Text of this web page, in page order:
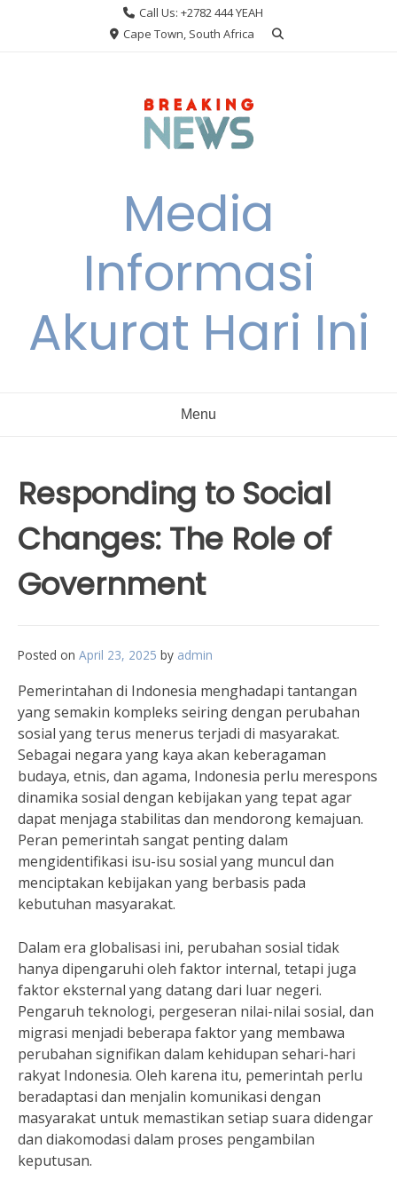
Call Us: +2782 444 YEAH
Cape Town, South Africa
Media
Informasi
Akurat Hari Ini
Menu
Responding to Social
Changes: The Role of
Government
Posted on April 23, 2025 by admin
Pemerintahan di Indonesia menghadapi tantangan
yang semakin kompleks seiring dengan perubahan
sosial yang terus menerus terjadi di masyarakat.
Sebagai negara yang kaya akan keberagaman
budaya, etnis, dan agama, Indonesia perlu merespons
dinamika sosial dengan kebijakan yang tepat agar
dapat menjaga stabilitas dan mendorong kemajuan.
Peran pemerintah sangat penting dalam
mengidentifikasi isu-isu sosial yang muncul dan
menciptakan kebijakan yang berbasis pada
kebutuhan masyarakat.
Dalam era globalisasi ini, perubahan sosial tidak
hanya dipengaruhi oleh faktor internal, tetapi juga
faktor eksternal yang datang dari luar negeri.
Pengaruh teknologi, pergeseran nilai-nilai sosial, dan
migrasi menjadi beberapa faktor yang membawa
perubahan signifikan dalam kehidupan sehari-hari
rakyat Indonesia. Oleh karena itu, pemerintah perlu
beradaptasi dan menjalin komunikasi dengan
masyarakat untuk memastikan setiap suara didengar
dan diakomodasi dalam proses pengambilan
keputusan.